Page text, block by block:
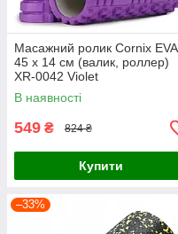
Масажний ролик Cornix EVA
45 x 14 см (валик, роллер)
XR-0042 Violet
В наявності
549 ₴ 824 ₴
Купити
–33%